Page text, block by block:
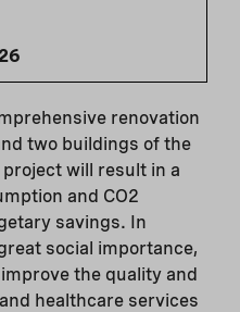
renovation
two buildings of the
will result in a
and CO2
savings. In
social importance,
the quality and
healthcare services